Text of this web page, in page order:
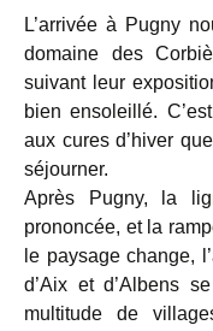
L’arrivée à Pugny
domaine des
suivant leur
bien ensoleillé.
aux cures d’hiver
séjourner.
Après Pugny, la
prononcée, et la
le paysage change,
d’Aix et d’Albens
multitude de